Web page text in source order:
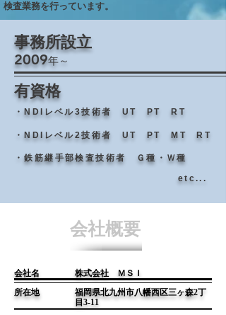
検査業務を行っています。
事務所設立
2009年～
​有資格
・​NDIレベル3技術者 UT PT RT
・鉄筋継手部検査技術者 ​Ｇ種・Ｗ種
・NDIレベル2技術者 ​UT PT MT RT
etc...
会社概要
会社名
株式会社 ＭＳＩ
所在地
福岡県北九州市八幡西区三ヶ森2丁
目3-11